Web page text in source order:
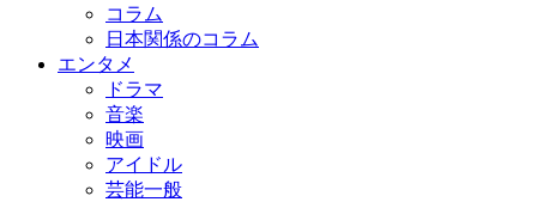
コラム
日本関係のコラム
エンタメ
ドラマ
音楽
映画
アイドル
芸能一般